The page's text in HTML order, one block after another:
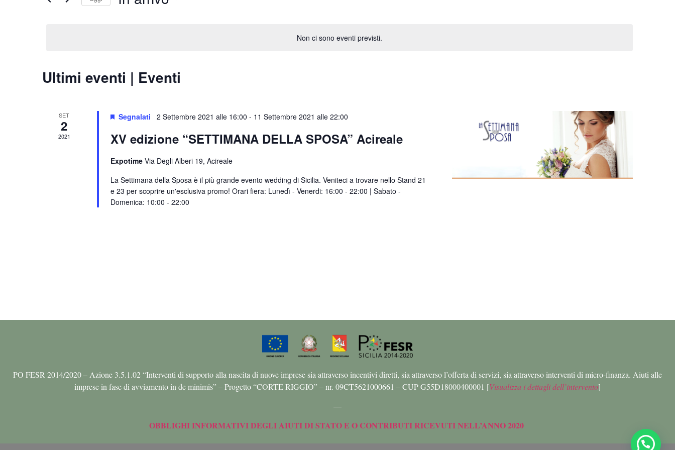
Non ci sono eventi previsti.
viste
Ultimi eventi | Eventi
SET
2
2021
Segnalati 2 Settembre 2021 alle 16:00 - 11 Settembre 2021 alle 22:00
XV edizione “SETTIMANA DELLA SPOSA” Acireale
Expotime Via Degli Alberi 19, Acireale
La Settimana della Sposa è il più grande evento wedding di Sicilia. Veniteci a trovare nello Stand 21
e 23 per scoprire un'esclusiva promo! Orari fiera: Lunedì - Venerdi: 16:00 - 22:00 | Sabato -
Domenica: 10:00 - 22:00
PO FESR 2014/2020 – Azione 3.5.1.02 “Interventi di supporto alla nascita di nuove imprese sia attraverso incentivi diretti, sia attraverso l’offerta di servizi, sia attraverso interventi di micro-finanza. Aiuti alle
imprese in fase di avviamento in de minimis” – Progetto “CORTE RIGGIO” – nr. 09CT5621000661 – CUP G55D18000400001 [Visualizza i dettagli dell’intervento]
—
OBBLIGHI INFORMATIVI DEGLI AIUTI DI STATO E O CONTRIBUTI RICEVUTI NELL’ANNO 2020